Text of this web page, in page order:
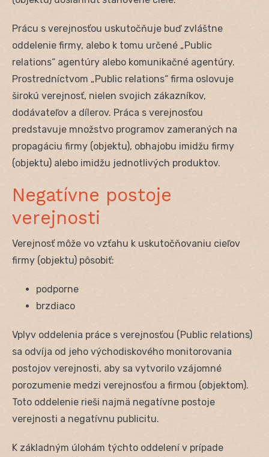
Prácu s verejnosťou uskutočňuje buď zvláštne
oddelenie firmy, alebo k tomu určené „Public
relations“ agentúry alebo komunikačné agentúry.
Prostredníctvom „Public relations“ firma oslovuje
širokú verejnosť, nielen svojich zákazníkov,
dodávateľov a dílerov. Práca s verejnosťou
predstavuje množstvo programov zameraných na
propagáciu firmy (objektu), obhajobu imidžu firmy
(objektu) alebo imidžu jednotlivých produktov.
Negatívne postoje
verejnosti
Verejnosť môže vo vzťahu k uskutočňovaniu cieľov
firmy (objektu) pôsobiť:
podporne
brzdiaco
Vplyv oddelenia práce s verejnosťou (Public relations)
sa odvíja od jeho východiskového monitorovania
postojov verejnosti, aby sa vytvorilo vzájomné
porozumenie medzi verejnosťou a firmou (objektom).
Toto oddelenie rieši najmä negatívne postoje
verejnosti a negatívnu publicitu.
K základným úlohám týchto oddelení v prípade